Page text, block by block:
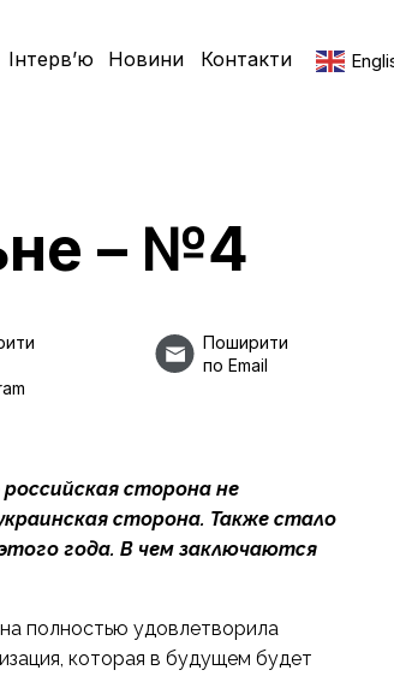
Інтерв’ю Новини Контакти
– №4
Поширити
по Email
сторона не
сторона. Также стало
года. В чем заключаются
полностью удовлетворила
которая в будущем будет